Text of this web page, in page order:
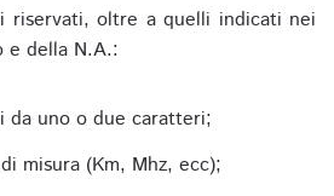
riservati, oltre a quelli indicati nei
e della N.A.:
da uno o due caratteri;
misura (Km, Mhz, ecc);